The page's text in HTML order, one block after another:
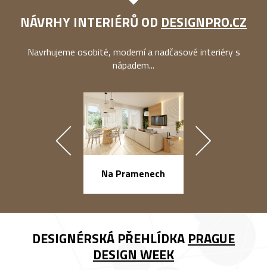
NÁVRHY INTERIÉRŮ OD DESIGNPRO.CZ
Navrhujeme osobité, moderní a nadčasové interiéry s
nápadem...
Na Pramenech
DESIGNÉRSKÁ PŘEHLÍDKA PRAGUE
DESIGN WEEK